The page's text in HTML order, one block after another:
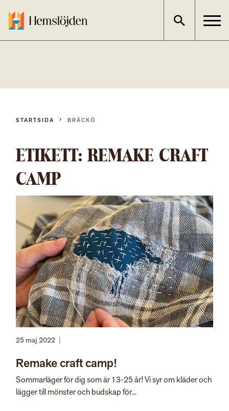
innehållet
STARTSIDA BRÄCKÖ
ETIKETT: REMAKE CRAFT
CAMP
25 maj 2022
Remake craft camp!
Sommarläger för dig som är 13-25 år! Vi syr om kläder och
lägger till mönster och budskap för...